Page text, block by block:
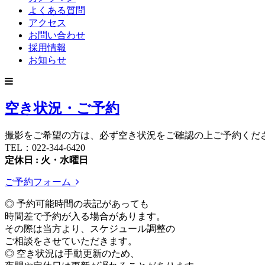
よくある質問
アクセス
お問い合わせ
採用情報
お知らせ
空き状況・ご予約
撮影をご希望の方は、必ず空き状況をご確認の上ご予約くだ
TEL：022-344-6420
定休日 : 火・水曜日
ご予約フォーム
◎ 予約可能時間の表記があっても
時間差で予約が入る場合があります。
その際は当方より、スケジュール調整の
ご相談をさせていただきます。
◎ 空き状況は手動更新のため、